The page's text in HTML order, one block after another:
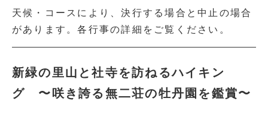
天候・コースにより、決行する場合と中止の場合
があります。各行事の詳細をご覧ください。
新緑の里山と社寺を訪ねるハイキン
グ 〜咲き誇る無二荘の牡丹園を鑑賞〜